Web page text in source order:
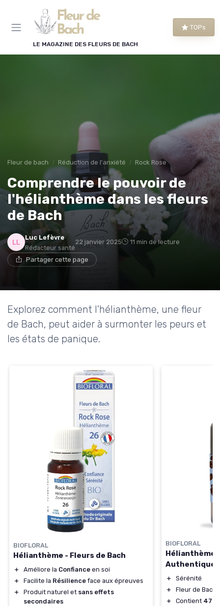
LE MAGAZINE DES FLEURS DE BACH
TOPs
Fleur de bach Réduction de l'anxiété Rock Rose
Comprendre le pouvoir de
l'hélianthème dans les fleurs
de Bach
Luc Lefèvre
Rédacteur santé
22 janvier 2025 11 min de lecture
Partager cette page
Explorez comment l'hélianthème, une fleur
de Bach, peut aider à surmonter les peurs et
les états de panique.
BIOFLORAL
Hélianthème - Fleurs de Bach
＋ Améliore la Confiance en soi
＋
Facilite la Résilience face aux épreuves
＋
Produit naturel et sans effets
secondaires
BIOFLORAL
Hélianthème
Authentique
＋
Sérénité
＋
Fleur de Bach
＋
Contient 470